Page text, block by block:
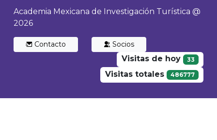
Academia Mexicana de Investigación Turística @
2026
Contacto Socios
Visitas de hoy 33
Visitas totales 486777